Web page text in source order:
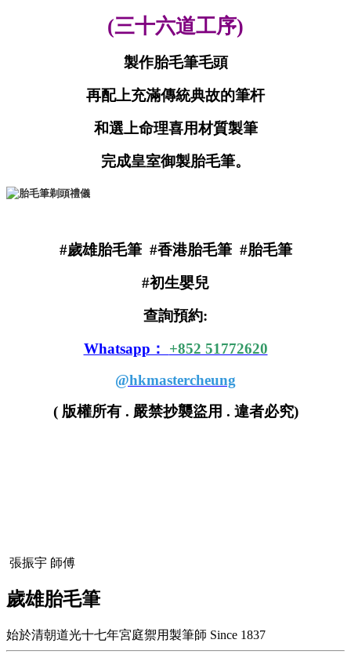
(三十六道工序)
製作胎毛筆毛頭
再配上充滿傳統典故的筆杆
和選上命理喜用材質製筆
完成皇室御製胎毛筆。
#歲雄胎毛筆 #香港胎毛筆 #胎毛筆
#初生嬰兒
查詢預約:
Whatsapp： +852 51772620
@hkmastercheung
( 版權所有 . 嚴禁抄襲盜用 . 違者必究)
張振宇 師傅
歲雄胎毛筆
始於清朝道光十七年宮庭禦用製筆師 Since 1837